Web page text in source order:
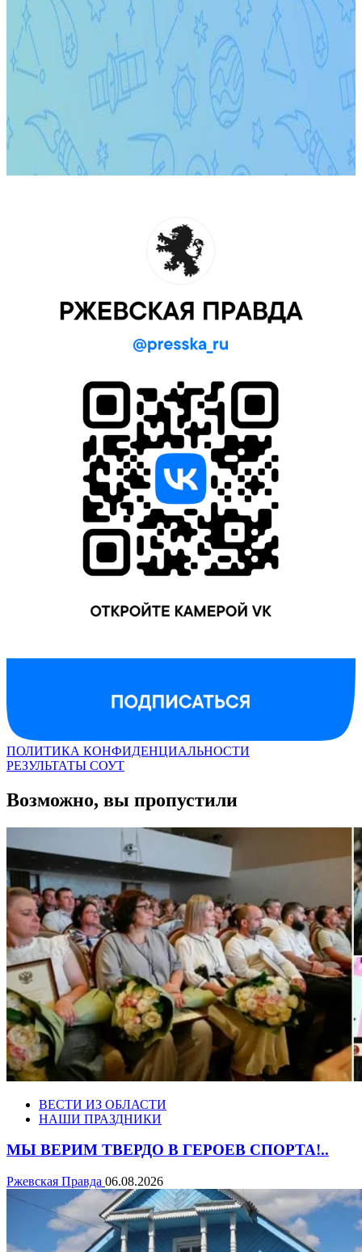
ПОЛИТИКА КОНФИДЕНЦИАЛЬНОСТИ
РЕЗУЛЬТАТЫ СОУТ
Возможно, вы пропустили
ВЕСТИ ИЗ ОБЛАСТИ
НАШИ ПРАЗДНИКИ
МЫ ВЕРИМ ТВЕРДО В ГЕРОЕВ СПОРТА!..
Ржевская Правда 06.08.2026